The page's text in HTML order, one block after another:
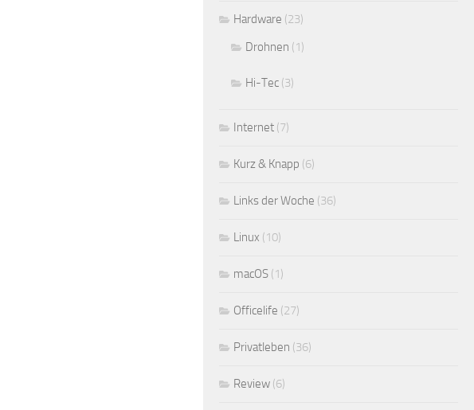
Hardware (23)
Drohnen (1)
Hi-Tec (3)
Internet (7)
Kurz & Knapp (6)
Links der Woche (36)
Linux (10)
macOS (1)
Officelife (27)
Privatleben (36)
Review (6)